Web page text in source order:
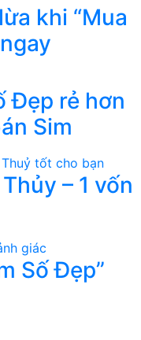
khi “Mua
Đẹp rẻ hơn
Sim
– 1 vốn
Số Đẹp”